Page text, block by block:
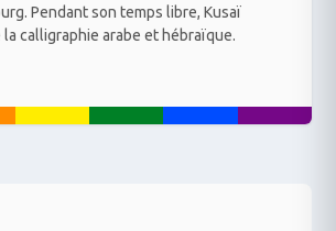
Pendant son temps libre, Kusaï
calligraphie arabe et hébraïque.